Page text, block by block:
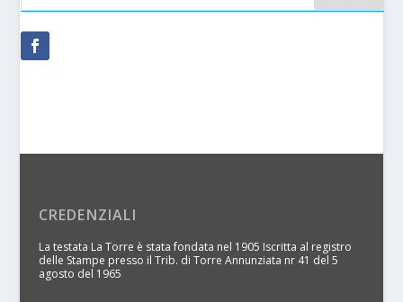
CREDENZIALI
La testata La Torre è stata fondata nel 1905 Iscritta al registro
delle Stampe presso il Trib. di Torre Annunziata nr 41 del 5
agosto del 1965